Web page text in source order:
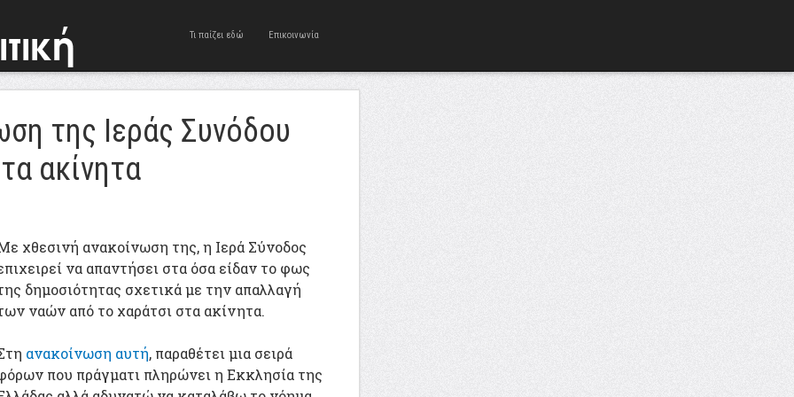
Τι παίζει εδώ Επικοινωνία
της Ιεράς Συνόδου
ακίνητα
χθεσινή ανακοίνωση της, η Ιερά Σύνοδος
να απαντήσει στα όσα είδαν το φως
δημοσιότητας σχετικά με την απαλλαγή
ναών από το χαράτσι στα ακίνητα.
ανακοίνωση αυτή, παραθέτει μια σειρά
που πράγματι πληρώνει η Εκκλησία της